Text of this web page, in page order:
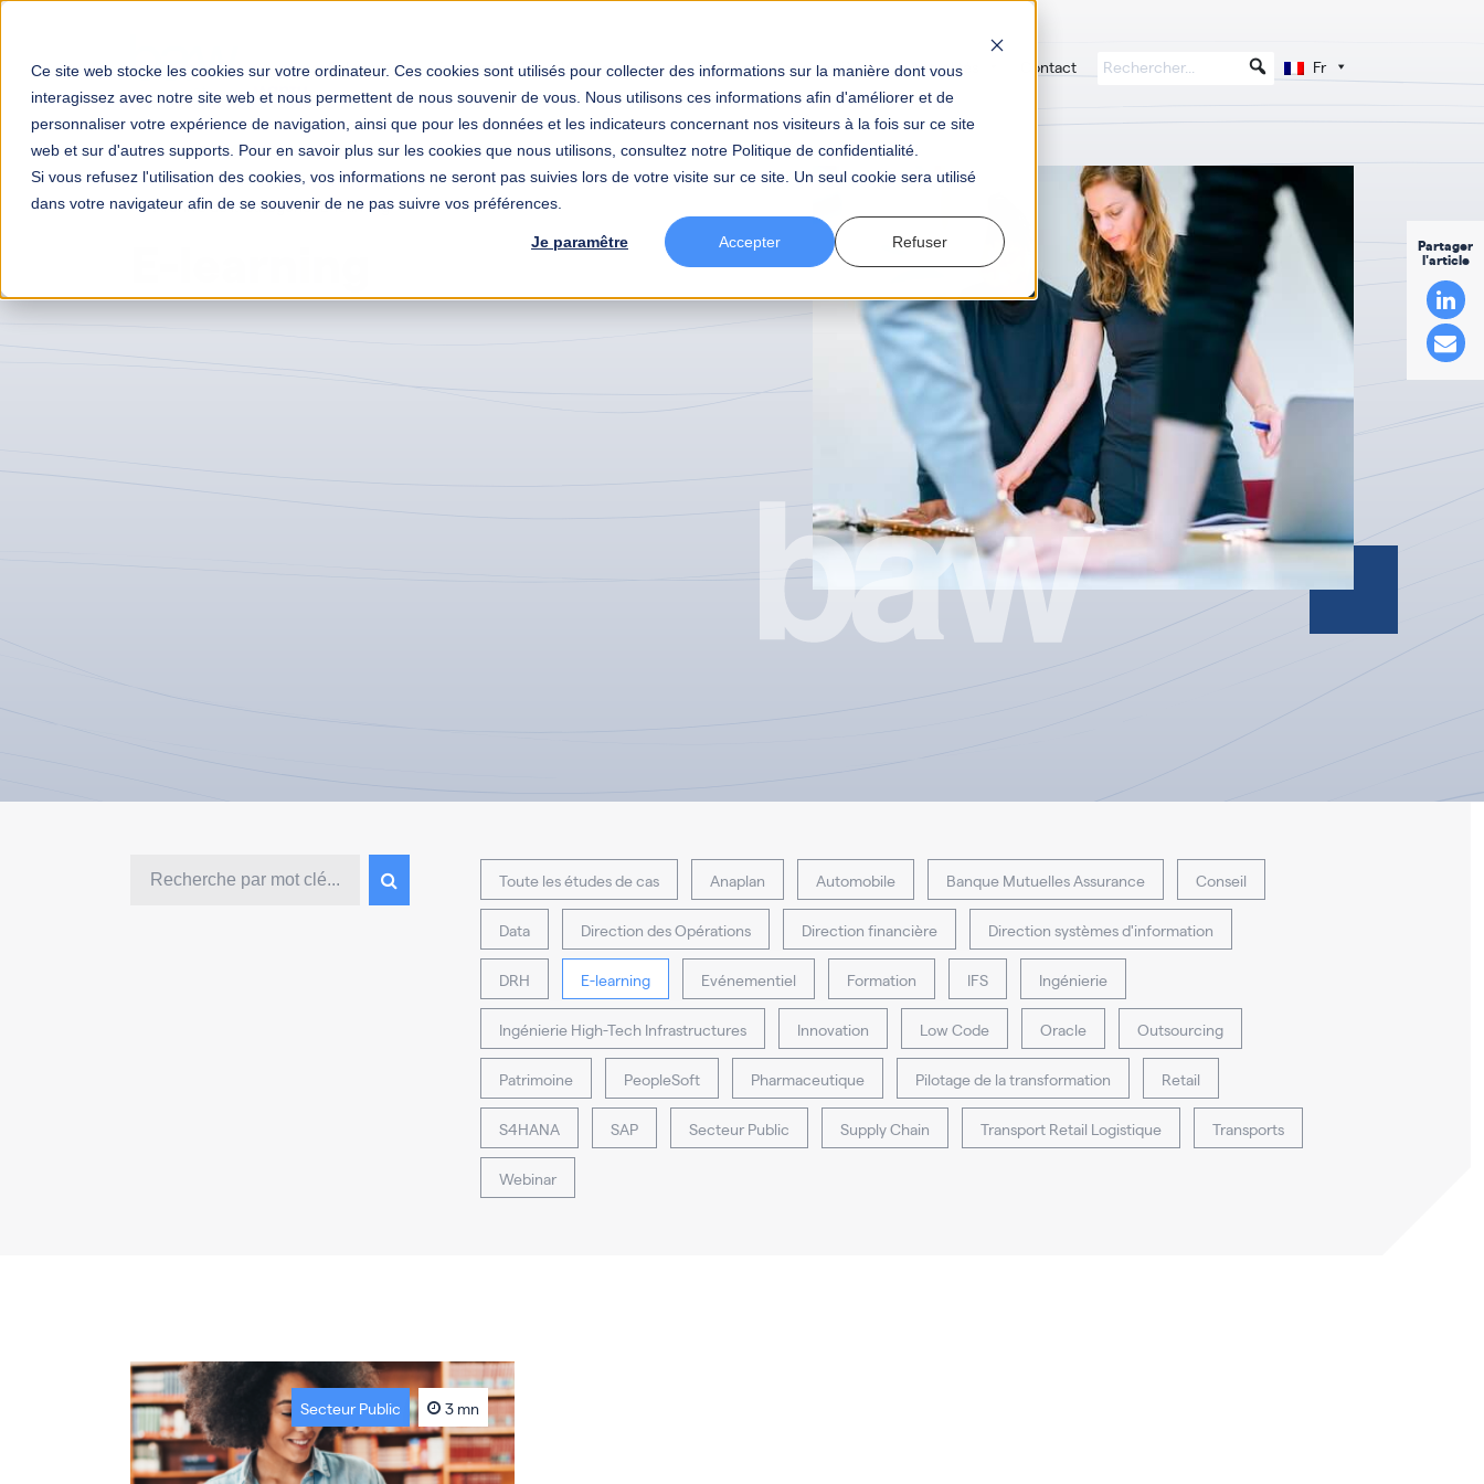
Ce site web stocke les cookies sur votre ordinateur. Ces cookies sont utilisés pour collecter des informations sur la manière dont vous
interagissez avec notre site web et nous permettent de nous souvenir de vous. Nous utilisons ces informations afin d'améliorer et de
personnaliser votre expérience de navigation, ainsi que pour les données et les indicateurs concernant nos visiteurs à la fois sur ce site
web et sur d'autres supports. Pour en savoir plus sur les cookies que nous utilisons, consultez notre Politique de confidentialité.
Si vous refusez l'utilisation des cookies, vos informations ne seront pas suivies lors de votre visite sur ce site. Un seul cookie sera utilisé
dans votre navigateur afin de se souvenir de ne pas suivre vos préférences.
Je paramêtre Accepter Refuser
Solutions Votre métier Votre secteur BAW Votre carrière Actualités Contact Fr
Transformation digitale entreprises
Études de cas
Archive de la catégorie "E-learning"
Toute les études de cas Anaplan Automobile Banque Mutuelles Assurance Conseil
Data Direction des Opérations Direction financière Direction systèmes d'information
DRH E-learning Evénementiel Formation IFS Ingénierie
Ingénierie High-Tech Infrastructures Innovation Low Code Oracle Outsourcing
Patrimoine PeopleSoft Pharmaceutique Pilotage de la transformation Retail
S4HANA SAP Secteur Public Supply Chain Transport Retail Logistique Transports
Webinar
Secteur Public 3 mn
Partager
l'article